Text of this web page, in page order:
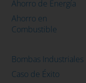
Ahorro de Energía
Ahorro en
Combustible
Bombas Industriales
Caso de Éxito